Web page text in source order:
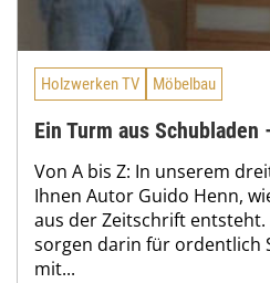
Holzwerken TV Möbelbau
Ein Turm aus Schubladen
Von A bis Z: In unserem
Ihnen Autor Guido Henn,
aus der Zeitschrift entsteht.
sorgen darin für ordentlich
mit...